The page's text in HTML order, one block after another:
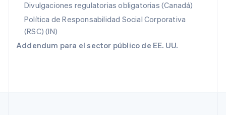
Divulgaciones regulatorias obligatorias (Canadá)
Política de Responsabilidad Social Corporativa
(RSC) (IN)
Addendum para el sector público de EE. UU.
English
República Checa
English
English